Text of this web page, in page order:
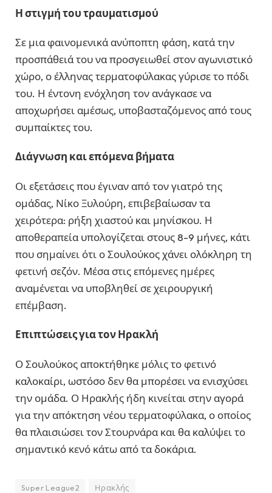
Η στιγμή του τραυματισμού
Σε μια φαινομενικά ανύποπτη φάση, κατά την
προσπάθειά του να προσγειωθεί στον αγωνιστικό
χώρο, ο έλληνας τερματοφύλακας γύρισε το πόδι
του. Η έντονη ενόχληση τον ανάγκασε να
αποχωρήσει αμέσως, υποβασταζόμενος από τους
συμπαίκτες του.
Διάγνωση και επόμενα βήματα
Οι εξετάσεις που έγιναν από τον γιατρό της
ομάδας, Νίκο Ξυλούρη, επιβεβαίωσαν τα
χειρότερα: ρήξη χιαστού και μηνίσκου. Η
αποθεραπεία υπολογίζεται στους 8-9 μήνες, κάτι
που σημαίνει ότι ο Σουλούκος χάνει ολόκληρη τη
φετινή σεζόν. Μέσα στις επόμενες ημέρες
αναμένεται να υποβληθεί σε χειρουργική
επέμβαση.
Επιπτώσεις για τον Ηρακλή
Ο Σουλούκος αποκτήθηκε μόλις το φετινό
καλοκαίρι, ωστόσο δεν θα μπορέσει να ενισχύσει
την ομάδα. Ο Ηρακλής ήδη κινείται στην αγορά
για την απόκτηση νέου τερματοφύλακα, ο οποίος
θα πλαισιώσει τον Στουρνάρα και θα καλύψει το
σημαντικό κενό κάτω από τα δοκάρια.
Super League2 Ηρακλής